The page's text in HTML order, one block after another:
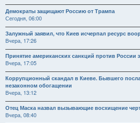
Демократы защищают Россию от Трампа
Сегодня, 06:00
Залужный заявил, что Киев исчерпал ресурс
Вчера, 17:26
Принятие американских санкций против России
Вчера, 17:05
Коррупционный скандал в Киеве. Бывшего
незаконном обогащении
Вчера, 13:12
Отец Маска назвал вызывающие восхищение
Вчера, 08:40